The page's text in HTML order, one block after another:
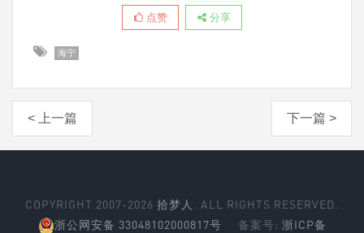
点赞 分享
海宁
< 上一篇 下一篇 >
COPYRIGHT 2007-2026 拾梦人
. ALL RIGHTS RESERVED.
浙公网安备 33048102000817号 备案号: 浙ICP备